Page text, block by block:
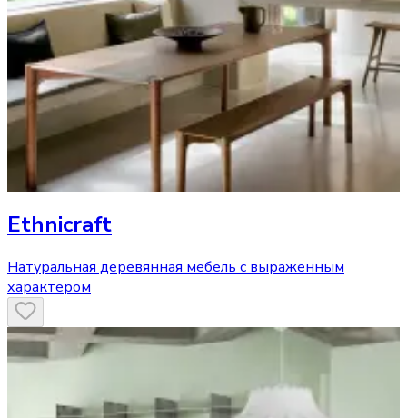
Ethnicraft
Натуральная деревянная мебель с выраженным
характером